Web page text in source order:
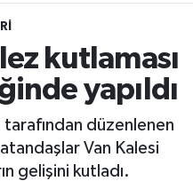
kutlaması
yapıldı
düzenlenen
Van Kalesi
gelişini kutladı.
ve Fikstür